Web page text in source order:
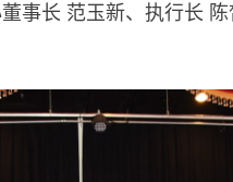
事长 范玉新、执行长